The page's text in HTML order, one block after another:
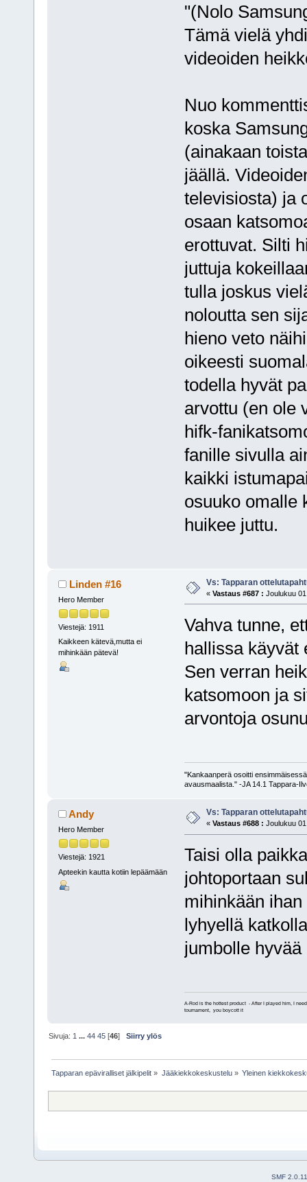
"(Nolo
Tämä vielä
videoiden
Nuo
koska
(ainakaan
jäällä.
televisiosta) ja
osaan
erottuvat. Silti
juttuja
tulla joskus
noloutta sen
hieno veto
oikeesti
todella hyvät
arvottu (en ole
hifk-
fanille sivulla
kaikki
osuuko omalle
huikee juttu.
Linden #16
Hero Member
Viestejä: 1911
Kaikkeen kätevä,mutta ei
mihinkään pätevä!
Vs: Tapparan
« Vastaus #687 : Joulukuu
Vahva tunne,
hallissa käyvät
Sen verran
katsomoon ja
arvontoja
"Kankaanperä osoitti
avausmaalista." -JA 14.1 Tappara-
Andy
Hero Member
Viestejä: 1921
Apteekin kautta kotiin lepäämään
Vs: Tapparan
« Vastaus #688 : Joulukuu
Taisi olla
johtoportaan
mihinkään
lyhyellä
jumbolle hyvää
A-Rod is the hottest product - After I played him, I
tournament, you boycott it
Sivuja: 1 ...44 45 [46]Siirry ylös
Tapparan epäviralliset jälkipelit » Jääkiekkokeskustelu» Yleinen
SMF 2.0.11